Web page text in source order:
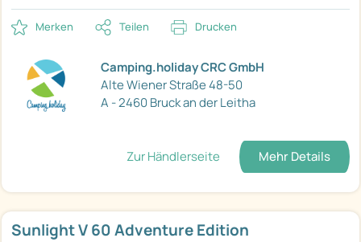
Merken Teilen Drucken
Camping.holiday CRC GmbH
Alte Wiener Straße 48-50
A - 2460 Bruck an der Leitha
Zur Händlerseite Mehr Details
Sunlight V 60 Adventure Edition